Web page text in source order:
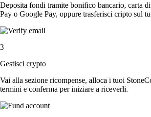
Deposita fondi tramite bonifico bancario, carta
Pay o Google Pay, oppure trasferisci cripto sul
3
Gestisci crypto
Vai alla sezione ricompense, alloca i tuoi
termini e conferma per iniziare a riceverli.